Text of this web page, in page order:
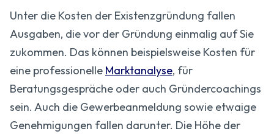
Unter die Kosten der Existenzgründung fallen
Ausgaben, die vor der Gründung einmalig auf Sie
zukommen. Das können beispielsweise Kosten für
eine professionelle Marktanalyse, für
Beratungsgespräche oder auch Gründercoachings
sein. Auch die Gewerbeanmeldung sowie etwaige
Genehmigungen fallen darunter. Die Höhe der